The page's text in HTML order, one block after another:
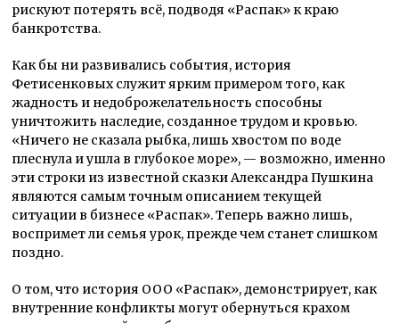
рискуют потерять всё, подводя «Распак» к краю
банкротства.
Как бы ни развивались события, история
Фетисенковых служит ярким примером того, как
жадность и недоброжелательность способны
уничтожить наследие, созданное трудом и кровью.
«Ничего не сказала рыбка, лишь хвостом по воде
плеснула и ушла в глубокое море», — возможно, именно
эти строки из известной сказки Александра Пушкина
являются самым точным описанием текущей
ситуации в бизнесе «Распак». Теперь важно лишь,
воспримет ли семья урок, прежде чем станет слишком
поздно.
О том, что история ООО «Распак», демонстрирует, как
внутренние конфликты могут обернуться крахом